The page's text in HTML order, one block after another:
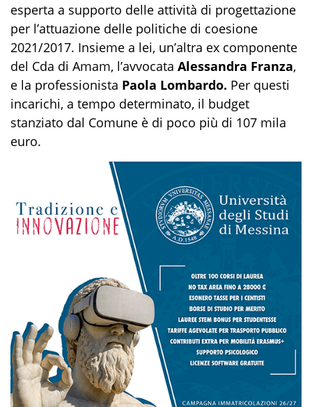
esperta a supporto delle attività di progettazione
per l’attuazione delle politiche di coesione
2021/2017. Insieme a lei, un’altra ex componente
del Cda di Amam, l’avvocata Alessandra Franza,
e la professionista Paola Lombardo. Per questi
incarichi, a tempo determinato, il budget
stanziato dal Comune è di poco più di 107 mila
euro.